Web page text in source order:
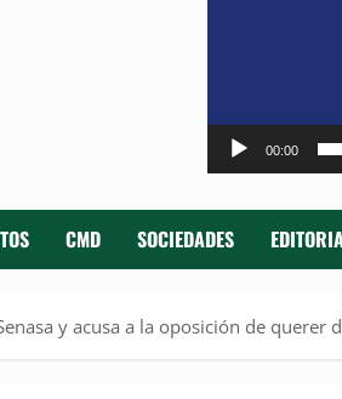
00:00
CMD SOCIEDADES
y acusa a la oposición de querer